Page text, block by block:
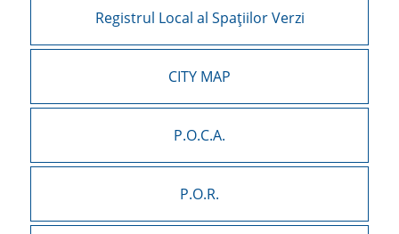
Registrul Local al Spațiilor Verzi
CITY MAP
P.O.C.A.
P.O.R.